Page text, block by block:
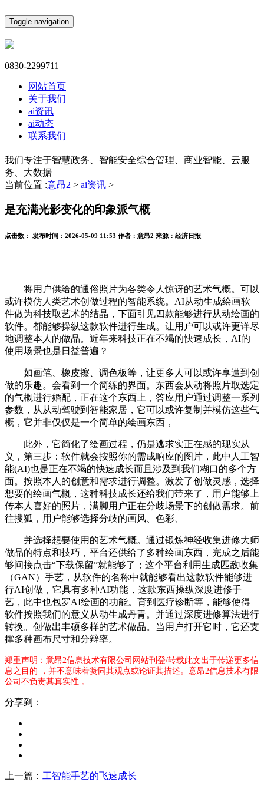
Toggle navigation
0830-2299711
网站首页
关于我们
ai资讯
ai动态
联系我们
我们专注于智慧政务、智能安全综合管理、商业智能、云服
务、大数据
当前位置 :意昂2 > ai资讯 >
是充满光影变化的印象派气概
点击数： 发布时间： 2026-05-09 11:53 作者： 意昂2 来源： 经济日报
将用户供给的通俗照片为各类令人惊讶的艺术气概。可以
或许模仿人类艺术创做过程的智能系统。AI从动生成绘画软
件做为科技取艺术的结晶，下面引见四款能够进行从动绘画的
软件。都能够操纵这款软件进行生成。让用户可以或许更详尽
地调整本人的做品。近年来科技正在不竭的快速成长，AI的
使用场景也是日益普遍？
如画笔、橡皮擦、调色板等，让更多人可以或许享遭到创
做的乐趣。会看到一个简练的界面。东西会从动将照片取选定
的气概进行婚配，正在这个东西上，答应用户通过调整一系列
参数，从从动驾驶到智能家居，它可以或许复制并模仿这些气
概，它并非仅仅是一个简单的绘画东西，
此外，它简化了绘画过程，仍是逃求实正在感的现实从
义，第三步：软件就会按照你的需成响应的图片，此中人工智
能(AI)也是正在不竭的快速成长而且涉及到我们糊口的多个方
面。按照本人的创意和需求进行调整。激发了创做灵感，选择
想要的绘画气概，这种科技成长还给我们带来了，用户能够上
传本人喜好的照片，满脚用户正在分歧场景下的创做需求。前
往搜狐，用户能够选择分歧的画风、色彩、
并选择想要使用的艺术气概。通过锻炼神经收集进修大师
做品的特点和技巧，平台还供给了多种绘画东西，完成之后能
够间接点击“下载保留”就能够了；这个平台利用生成匹敌收集
（GAN）手艺，从软件的名称中就能够看出这款软件能够进
行AI创做，它具有多种AI功能，这款东西操纵深度进修手
艺，此中也包罗AI绘画的功能。育到医疗诊断等，能够使得
软件按照我们的意义从动生成丹青。并通过深度进修算法进行
转换。创做出丰硕多样的艺术做品。当用户打开它时，它还支
撑多种画布尺寸和分辩率。
郑重声明：意昂2信息技术有限公司网站刊登/转载此文出于传递更多信
息之目的 ，并不意味着赞同其观点或论证其描述。意昂2信息技术有限
公司不负责其真实性 。
分享到：
上一篇： 工智能手艺的飞速成长